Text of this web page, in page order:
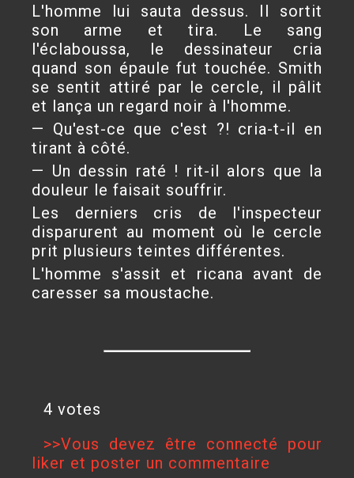
L'homme lui sauta dessus. Il sortit
son arme et tira. Le sang
l'éclaboussa, le dessinateur cria
quand son épaule fut touchée. Smith
se sentit attiré par le cercle, il pâlit
et lança un regard noir à l'homme.
— Qu'est-ce que c'est ?! cria-t-il en
tirant à côté.
— Un dessin raté ! rit-il alors que la
douleur le faisait souffrir.
Les derniers cris de l'inspecteur
disparurent au moment où le cercle
prit plusieurs teintes différentes.
L'homme s'assit et ricana avant de
caresser sa moustache.
4 votes
>>Vous devez être connecté pour
liker et poster un commentaire